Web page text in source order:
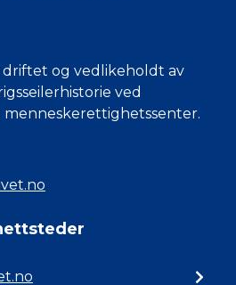
driftet og vedlikeholdt av
ved
menneskerettighetssenter.